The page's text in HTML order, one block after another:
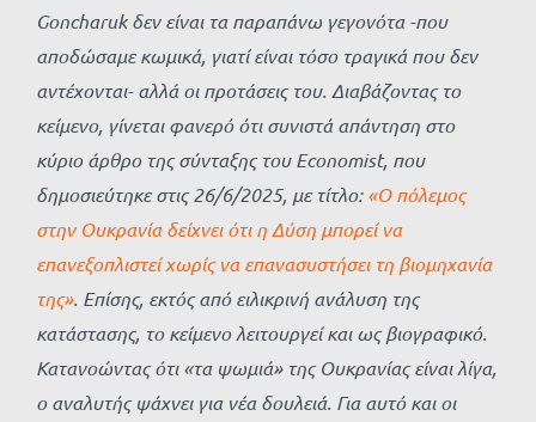
Goncharuk δεν είναι τα παραπάνω γεγονότα -που
αποδώσαμε κωμικά, γιατί είναι τόσο τραγικά που δεν
αντέχονται- αλλά οι προτάσεις του. Διαβάζοντας το
κείμενο, γίνεται φανερό ότι συνιστά απάντηση στο
κύριο άρθρο της σύνταξης τουEconomist, που
δημοσιεύτηκε στις 26/6/2025, με τίτλο:«Ο πόλεμος
στην Ουκρανία δείχνει ότι η Δύση μπορεί να
επανεξοπλιστεί χωρίς να επανασυστήσει τη βιομηχανία
της». Επίσης, εκτός από ειλικρινή ανάλυση της
κατάστασης, το κείμενο λειτουργεί και ως βιογραφικό.
Κατανοώντας ότι «τα ψωμιά» της Ουκρανίας είναι λίγα,
ο αναλυτής ψάχνει για νέα δουλειά. Για αυτό και οι